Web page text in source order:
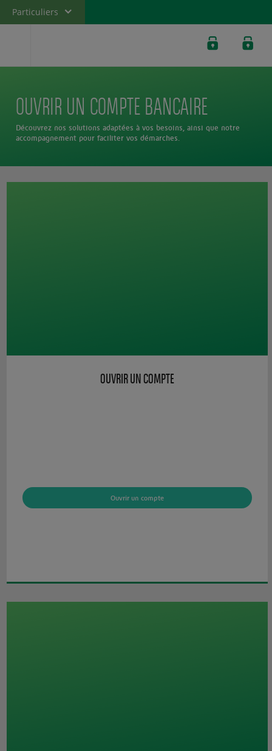
Particuliers
Banque de
Wallis et
Futuna
OUVRIR UN COMPTE BANCAIRE
Découvrez nos solutions adaptées à vos besoins, ainsi que notre
accompagnement pour faciliter vos démarches.
OUVRIR UN COMPTE
Ouvrir un compte